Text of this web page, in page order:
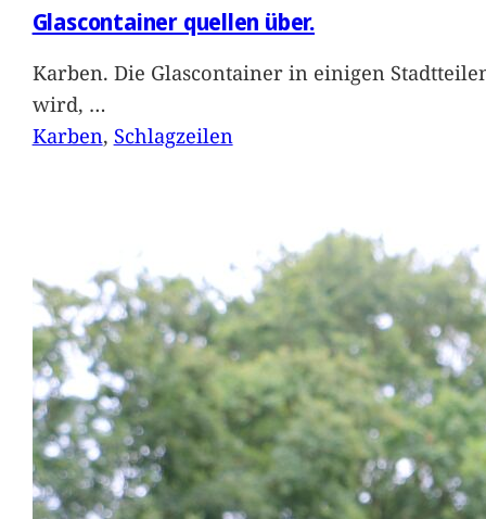
Glascontainer quellen über.
Karben. Die Glascontainer in einigen
wird, …
Karben, Schlagzeilen